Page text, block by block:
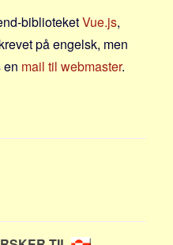
biblioteketVue.js,
på engelsk, men
en mail til webmaster.